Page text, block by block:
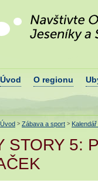
okres
Jeseníků
Úvod O regionu
Úvod > Zábava a sport >
STORY 5: